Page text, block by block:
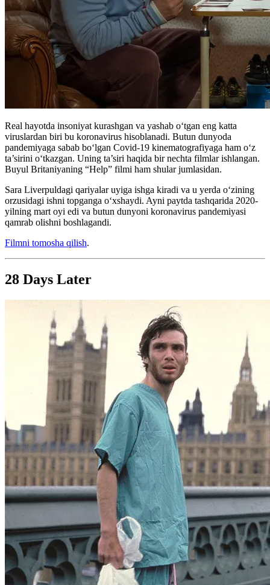
Real hayotda insoniyat kurashgan va yashab oʻtgan eng katta
viruslardan biri bu koronavirus hisoblanadi. Butun dunyoda
pandemiyaga sabab boʻlgan Covid-19 kinematografiyaga ham oʻz
ta’sirini oʻtkazgan. Uning ta’siri haqida bir nechta filmlar ishlangan.
Buyul Britaniyaning “Help” filmi ham shular jumlasidan.
Sara Liverpuldagi qariyalar uyiga ishga kiradi va u yerda o‘zining
orzusidagi ishni topganga o‘xshaydi. Ayni paytda tashqarida 2020-
yilning mart oyi edi va butun dunyoni koronavirus pandemiyasi
qamrab olishni boshlagandi.
Filmni tomosha qilish.
28 Days Later